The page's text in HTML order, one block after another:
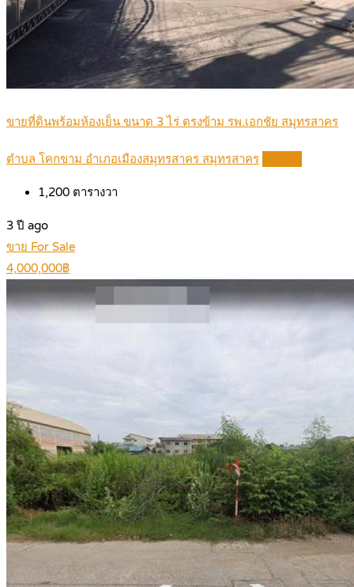
ขายที่ดินพร้อมห้องเย็น ขนาด 3 ไร่ ตรงข้าม รพ.เอกชัย สมุทรสาคร
ตำบล โคกขาม อำเภอเมืองสมุทรสาคร สมุทรสาคร
1,200 ตารางวา
3 ปี ago
ขาย For Sale
4,000,000฿